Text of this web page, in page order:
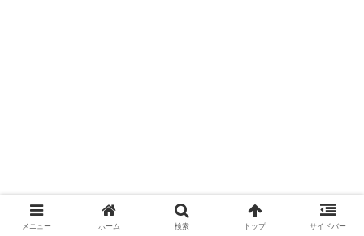
メニュー ホーム 検索 トップ サイドバー